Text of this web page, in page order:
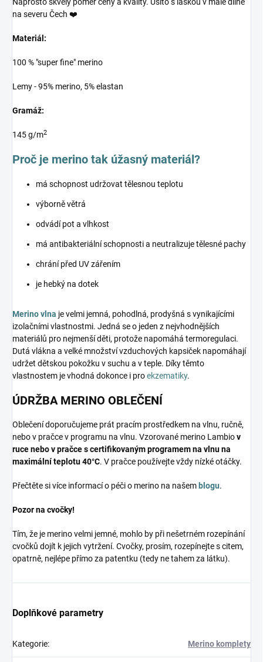
Naprosto skvělý poměr ceny a kvality. Ušito s láskou v malé dílně
na severu Čech ❤️
Materiál:
100 % "super fine" merino
Lemy - 95% merino, 5% elastan
Gramáž:
145 g/m2
Proč je merino tak úžasný materiál?
má schopnost udržovat tělesnou teplotu
výborně větrá
odvádí pot a vlhkost
má antibakteriální schopnosti a neutralizuje tělesné pachy
chrání před UV zářením
je hebký na dotek
Merino vlna je velmi jemná, pohodlná, prodyšná s vynikajícími
izolačními vlastnostmi. Jedná se o jeden z nejvhodnějších
materiálů pro nejmenší děti, protože napomáhá termoregulaci.
Dutá vlákna a velké množství vzduchových kapsiček napomáhají
udržet dětskou pokožku v suchu a v teple. Díky těmto
vlastnostem je vhodná dokonce i proekzematiky.
ÚDRŽBA MERINO OBLEČENÍ
Oblečení doporučujeme prát pracím prostředkem na vlnu, ručně,
nebo v pračce v programu na vlnu. Vzorované merino Lambiov
ruce nebo v pračce s certifikovaným programem na vlnu na
maximální teplotu 40°C. V pračce používejte vždy nízké otáčky.
Přečtěte si více informací o péči o merino na našem blogu.
Pozor na cvočky!
Tím, že je merino velmi jemné, mohlo by při nešetrném rozepínání
cvočků dojít k jejich vytržení. Cvočky, prosím, rozepínejte s citem,
opatrně, nejlépe přímo za patentku (tedy ne tahem za látku).
Doplňkové parametry
Kategorie: Merino komplety